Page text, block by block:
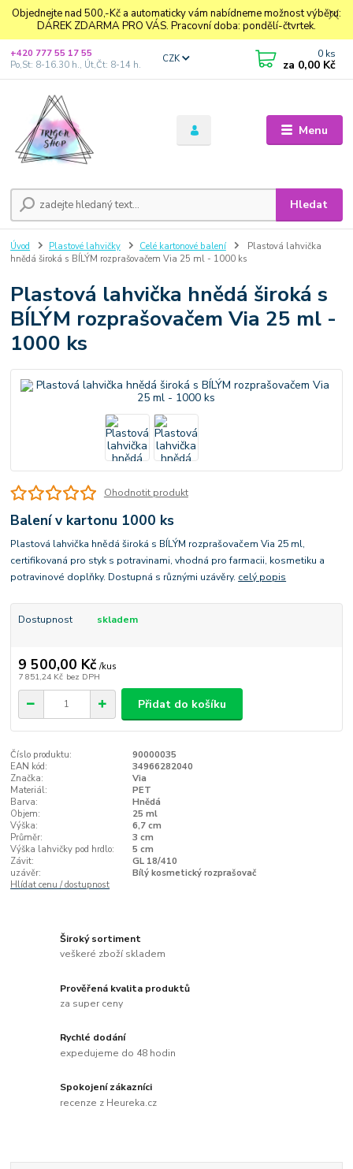
Objednejte nad 500,-Kč a automaticky vám nabídneme možnost výběru:
DÁREK ZDARMA PRO VÁS. Pracovní doba: pondělí-čtvrtek.
Menu
CZK
Hledat
+420 777 55 17 55
Po,St: 8-16.30 h., Út,Čt: 8-14 h.
0 ks
za 0,00 Kč
Úvod Plastové lahvičky Celé kartonové balení
Plastová lahvička
hnědá široká s BÍLÝM rozprašovačem Via 25 ml - 1000 ks
Plastová lahvička hnědá široká s
BÍLÝM rozprašovačem Via 25 ml -
1000 ks
Ohodnotit produkt
Balení v kartonu 1000 ks
Plastová lahvička hnědá široká s BÍLÝM rozprašovačem Via 25 ml,
certifikovaná pro styk s potravinami, vhodná pro farmacii, kosmetiku a
potravinové doplňky. Dostupná s různými uzávěry. celý popis
Dostupnost skladem
9 500,00 Kč /kus
7 851,24 Kč bez DPH
Přidat do košíku
Číslo produktu:
90000035
EAN kód:
34966282040
Značka:
Via
Materiál:
PET
Barva:
Hnědá
Objem:
25 ml
Výška:
6,7 cm
Průměr:
3 cm
Výška lahvičky pod hrdlo:
5 cm
Závit:
GL 18/410
uzávěr:
Bílý kosmetický rozprašovač
Hlídat cenu / dostupnost
Široký sortiment
veškeré zboží skladem
Prověřená kvalita produktů
za super ceny
Rychlé dodání
expedujeme do 48 hodin
Spokojení zákazníci
recenze z Heureka.cz